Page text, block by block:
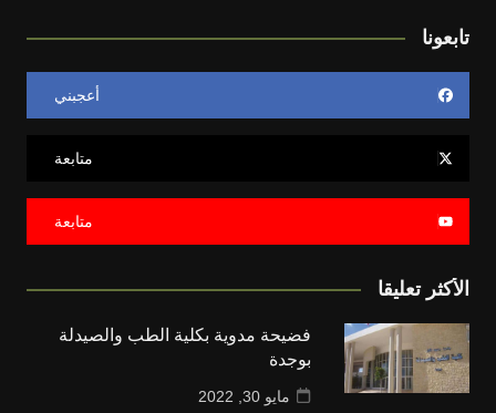
تابعونا
أعجبني
متابعة
متابعة
الأكثر تعليقا
فضيحة مدوية بكلية الطب والصيدلة
بوجدة
مايو 30, 2022